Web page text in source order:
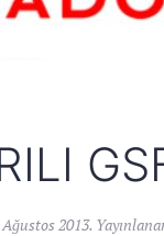
Ağustos 2013.